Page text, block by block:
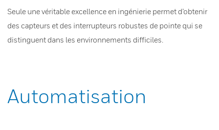
Seule une véritable excellence en ingénierie permet d’obtenir
des capteurs et des interrupteurs robustes de pointe qui se
distinguent dans les environnements difficiles.
Automatisation